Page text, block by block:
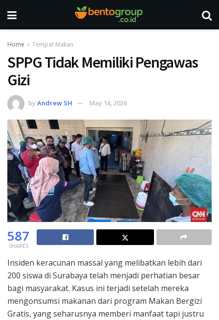
Home Tempat Makan
SPPG Tidak Memiliki Pengawas
Gizi
byAndrew SH May 14, 2026
587
SHARES
Insiden keracunan massal yang melibatkan lebih dari
200 siswa di Surabaya telah menjadi perhatian besar
bagi masyarakat. Kasus ini terjadi setelah mereka
mengonsumsi makanan dari program Makan Bergizi
Gratis, yang seharusnya memberi manfaat tapi justru